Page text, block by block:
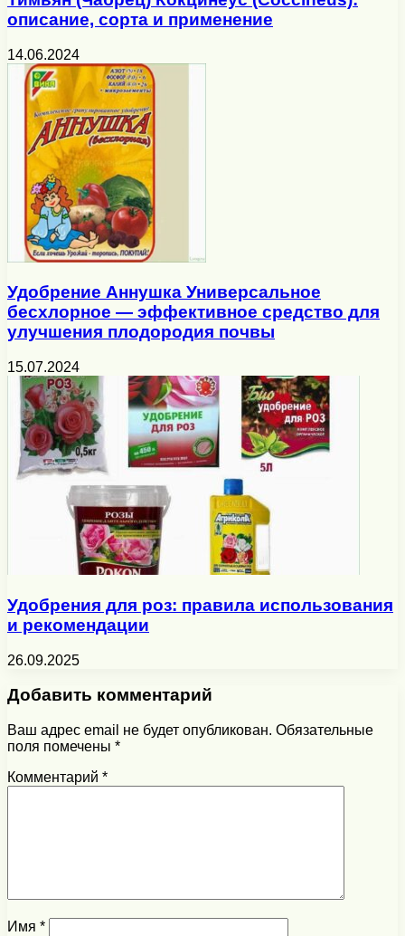
описание, сорта и применение
14.06.2024
Удобрение Аннушка Универсальное
бесхлорное — эффективное средство для
улучшения плодородия почвы
15.07.2024
Удобрения для роз: правила использования
и рекомендации
26.09.2025
Добавить комментарий
Ваш адрес email не будет опубликован. Обязательные
поля помечены *
Комментарий *
Имя *